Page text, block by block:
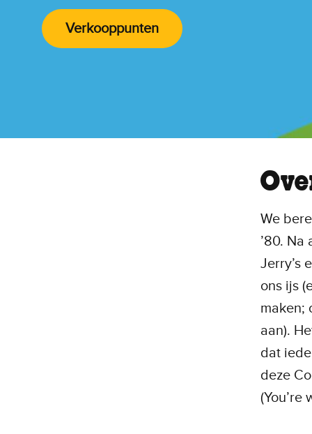
Verkooppunten
We
’80.
Jerry’s
ons ijs
maken;
aan).
dat
deze
(You’re